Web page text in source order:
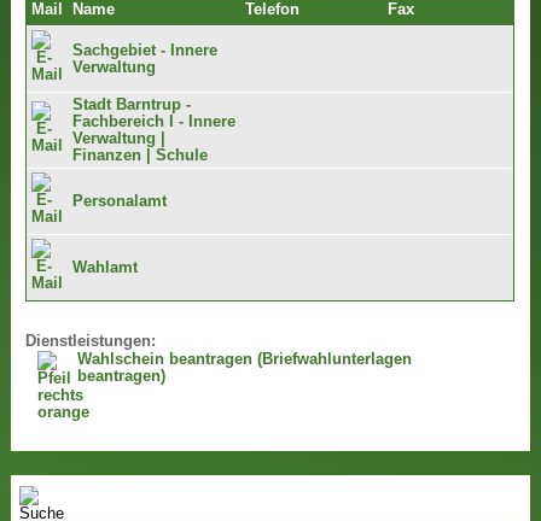
Mail Name Telefon Fax
Sachgebiet - Innere
Verwaltung
Stadt Barntrup -
Fachbereich I - Innere
Verwaltung |
Finanzen | Schule
Personalamt
Wahlamt
Dienstleistungen:
Wahlschein beantragen (Briefwahlunterlagen
beantragen)